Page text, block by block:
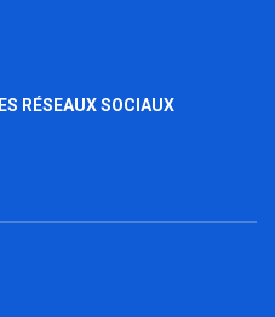
RÉSEAUX SOCIAUX